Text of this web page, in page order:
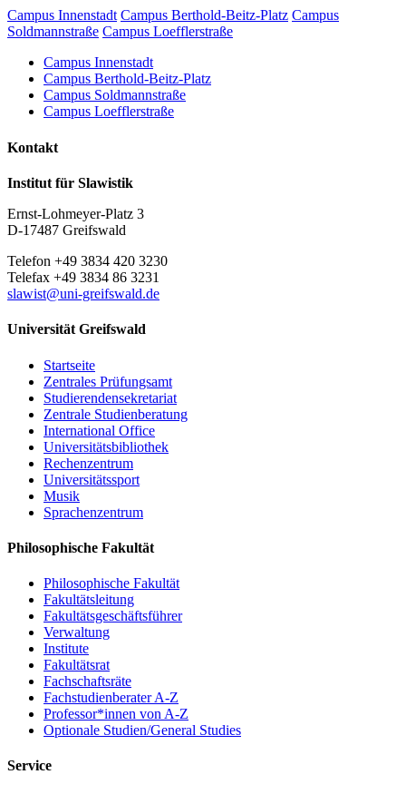
Campus Innenstadt Campus Berthold-Beitz-Platz Campus
Soldmannstraße Campus Loefflerstraße
Campus Innenstadt
Campus Berthold-Beitz-Platz
Campus Soldmannstraße
Campus Loefflerstraße
Kontakt
Institut für Slawistik
Ernst-Lohmeyer-Platz 3
D-17487 Greifswald
Telefon +49 3834 420 3230
Telefax +49 3834 86 3231
slawist@uni-greifswald.de
Universität Greifswald
Startseite
Zentrales Prüfungsamt
Studierendensekretariat
Zentrale Studienberatung
International Office
Universitätsbibliothek
Rechenzentrum
Universitätssport
Musik
Sprachenzentrum
Philosophische Fakultät
Philosophische Fakultät
Fakultätsleitung
Fakultätsgeschäftsführer
Verwaltung
Institute
Fakultätsrat
Fachschaftsräte
Fachstudienberater A-Z
Professor*innen von A-Z
Optionale Studien/General Studies
Service